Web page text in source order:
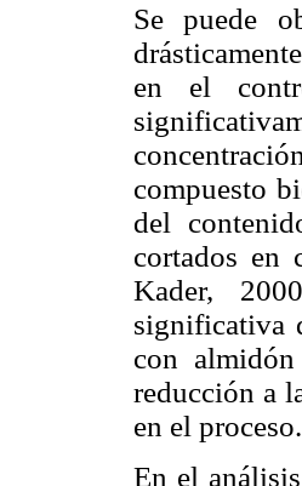
Se puede
en el
compuesto
del
cortados en
Kader,
significativa
con
reducción a
en el proceso.
En el